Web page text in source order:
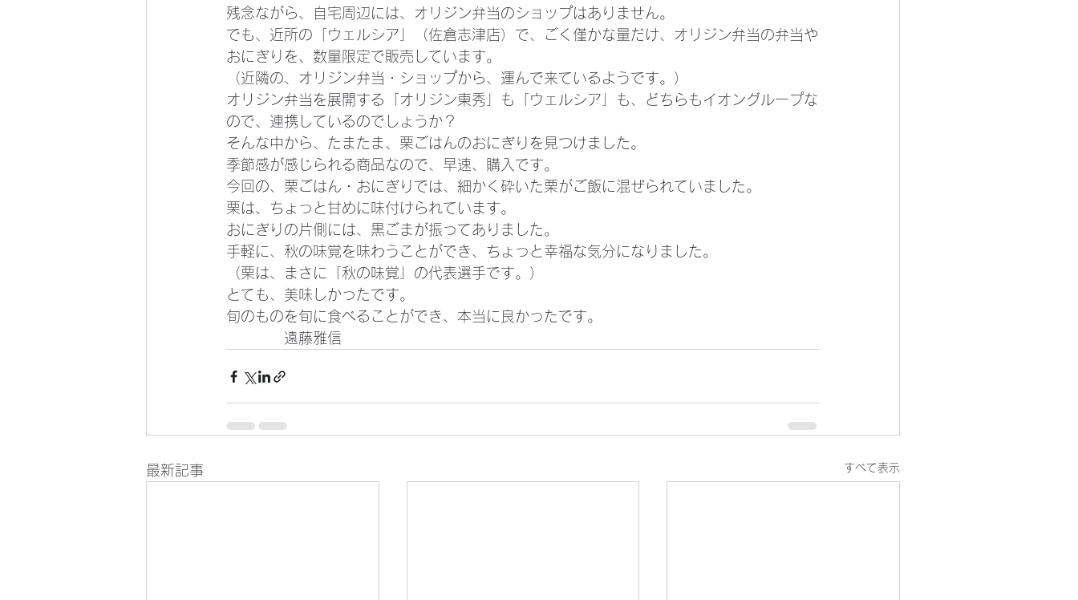
残念ながら、自宅周辺には、オリジン弁当のショップはありません。
でも、近所の「ウェルシア」（佐倉志津店）で、ごく僅かな量だけ、オリジン弁当の弁当や
おにぎりを、数量限定で販売しています。
（近隣の、オリジン弁当・ショップから、運んで来ているようです。）
オリジン弁当を展開する「オリジン東秀」も「ウェルシア」も、どちらもイオングループな
ので、連携しているのでしょうか？
そんな中から、たまたま、栗ごはんのおにぎりを見つけました。
季節感が感じられる商品なので、早速、購入です。
今回の、栗ごはん・おにぎりでは、細かく砕いた栗がご飯に混ぜられていました。
栗は、ちょっと甘めに味付けられています。
おにぎりの片側には、黒ごまが振ってありました。
手軽に、秋の味覚を味わうことができ、ちょっと幸福な気分になりました。
（栗は、まさに「秋の味覚」の代表選手です。）
とても、美味しかったです。
旬のものを旬に食べることができ、本当に良かったです。
遠藤雅信
最新記事 すべて表示